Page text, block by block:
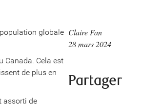
globale
Canada. Cela est
de plus en
assorti de
Claire Fan
28 mars 2024
Partager